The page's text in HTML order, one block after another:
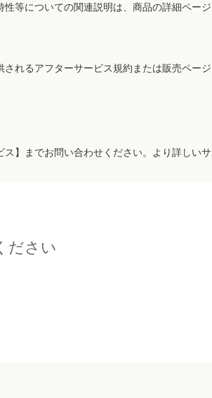
等についての関連説明は、商品の詳細ペー
れるアフターサービス規約または販売ペー
】までお問い合わせください。より詳しい
ださい